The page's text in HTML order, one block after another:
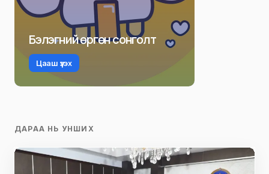
Бэлэгний өргөн сонголт
Цааш үзэх
ДАРАА НЬ УНШИХ